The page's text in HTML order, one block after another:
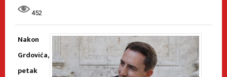
452
Nakon
Grdovića,
petak